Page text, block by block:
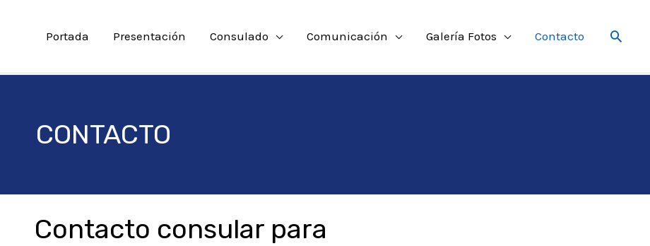
Portada Presentación Consulado Comunicación Galería Fotos Contacto
CONTACTO
Contacto consular para